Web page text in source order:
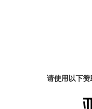
请使用以下赞